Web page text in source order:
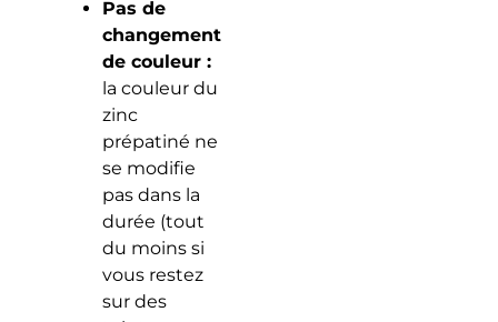
Pas de
changement
de couleur :
la couleur du
zinc
prépatiné ne
se modifie
pas dans la
durée (tout
du moins si
vous restez
sur des